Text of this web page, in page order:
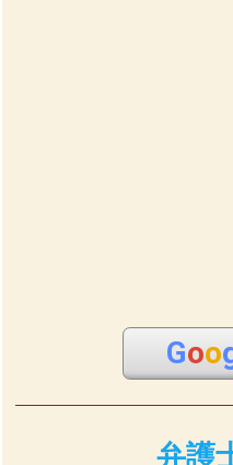
Goo
弁護